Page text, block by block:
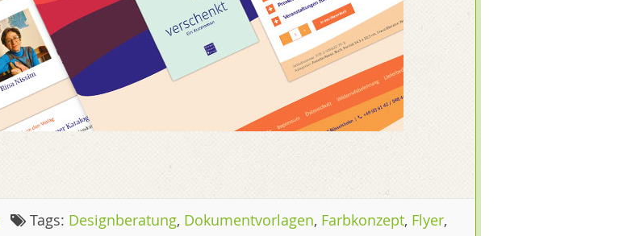
Tags: Designberatung, Dokumentvorlagen, Farbkonzept, Flyer,